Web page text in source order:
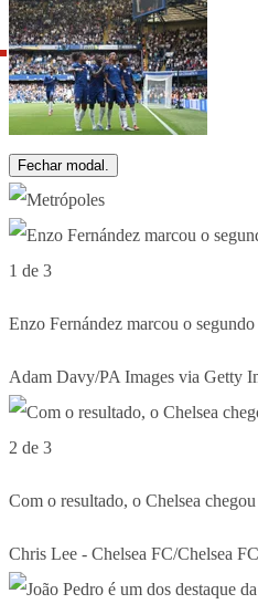
Fechar modal.
1 de 3
Enzo Fernández marcou o
Adam Davy/PA Images via Getty
2 de 3
Com o resultado, o Chelsea
Chris Lee - Chelsea FC/Chelsea